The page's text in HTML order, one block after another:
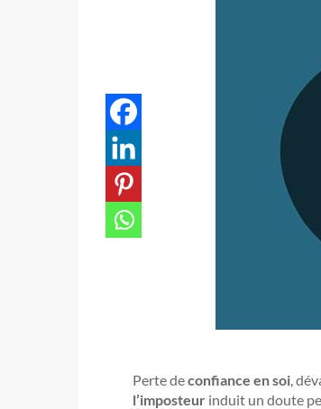
Perte deconfiance en soi ,
l’imposteur induit un doute